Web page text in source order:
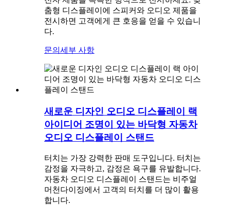
춤형 디스플레이에 스피커와 오디오 제품을
전시하면 고객에게 큰 호응을 얻을 수 있습니
다.
문의 세부 사항
새로운 디자인 오디오 디스플레이 랙
아이디어 조명이 있는 바닥형 자동차
오디오 디스플레이 스탠드
터치는 가장 강력한 판매 도구입니다. 터치는
감정을 자극하고, 감정은 욕구를 유발합니다.
자동차 오디오 디스플레이 스탠드는 비주얼
머천다이징에서 고객의 터치를 더 많이 활용
합니다.